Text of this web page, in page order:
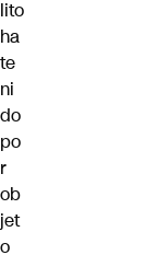
lito
ha
te
ni
do
po
r
ob
jet
o